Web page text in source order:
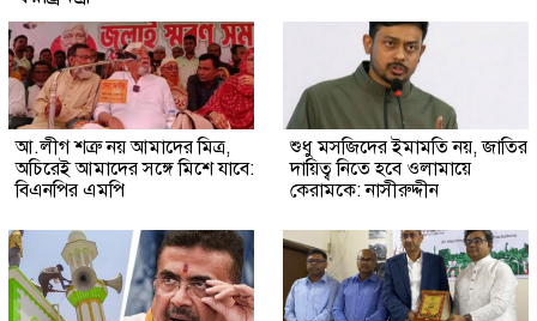
আ.লীগ শত্রু নয় আমাদের মিত্র,
অচিরেই আমাদের সঙ্গে মিশে যাবে:
বিএনপির এমপি
শুধু মসজিদের ইমামতি নয়, জাতির
দায়িত্ব নিতে হবে ওলামায়ে
কেরামকে: নাসীরুদ্দীন